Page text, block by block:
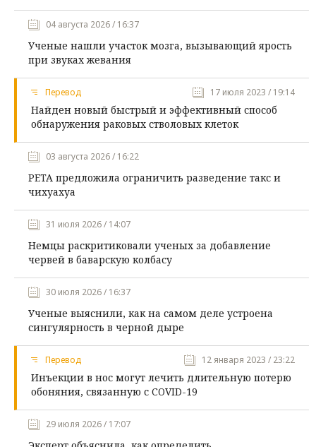
04 августа 2026 / 16:37
Ученые нашли участок мозга, вызывающий ярость
при звуках жевания
Перевод 17 июля 2023 / 19:14
Найден новый быстрый и эффективный способ
обнаружения раковых стволовых клеток
03 августа 2026 / 16:22
PETA предложила ограничить разведение такс и
чихуахуа
31 июля 2026 / 14:07
Немцы раскритиковали ученых за добавление
червей в баварскую колбасу
30 июля 2026 / 16:37
Ученые выяснили, как на самом деле устроена
сингулярность в черной дыре
Перевод 12 января 2023 / 23:22
Инъекции в нос могут лечить длительную потерю
обоняния, связанную с COVID-19
29 июля 2026 / 17:07